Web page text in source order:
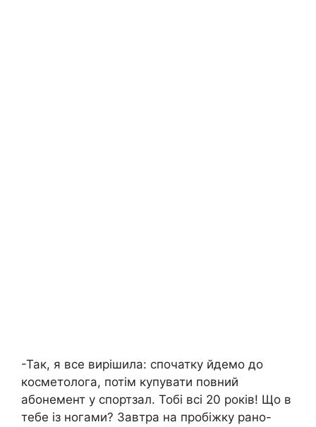
-Так, я все вирішила: спочатку йдемо до
косметолога, потім купувати повний
абонемент у спортзал. Тобі всі 20 років! Що в
тебе із ногами? Завтра на пробіжку рано-